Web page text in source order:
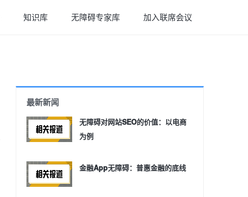
知识库 无障碍专家库 加入联席会议
最新新闻
无障碍对网站SEO的价值：以电商
为例
金融App无障碍：普惠金融的底线